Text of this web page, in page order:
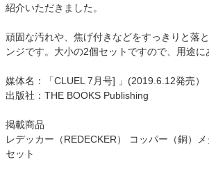
紹介いただきました。
頑固な汚れや、焦げ付きなどをすっきりと落
ンジです。大小の2個セットですので、用途に
媒体名：「CLUEL 7月号] 」(2019.6.12発売）
出版社：THE BOOKS Publishing
掲載商品
レデッカー（REDECKER） コッパー（銅）
セット